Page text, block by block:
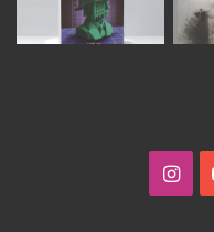
يوتيوبانستقرام